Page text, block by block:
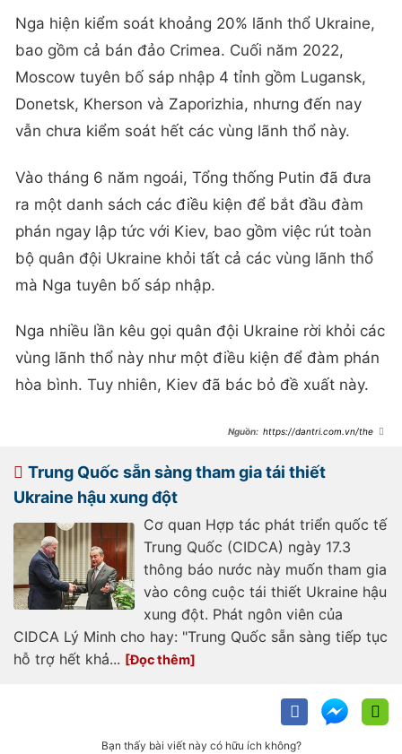
Nga hiện kiểm soát khoảng 20% lãnh thổ Ukraine,
bao gồm cả bán đảo Crimea. Cuối năm 2022,
Moscow tuyên bố sáp nhập 4 tỉnh gồm Lugansk,
Donetsk, Kherson và Zaporizhia, nhưng đến nay
vẫn chưa kiểm soát hết các vùng lãnh thổ này.
Vào tháng 6 năm ngoái, Tổng thống Putin đã đưa
ra một danh sách các điều kiện để bắt đầu đàm
phán ngay lập tức với Kiev, bao gồm việc rút toàn
bộ quân đội Ukraine khỏi tất cả các vùng lãnh thổ
mà Nga tuyên bố sáp nhập.
Nga nhiều lần kêu gọi quân đội Ukraine rời khỏi các
vùng lãnh thổ này như một điều kiện để đàm phán
hòa bình. Tuy nhiên, Kiev đã bác bỏ đề xuất này.
https://dantri.com.vn/the-
dot-nga-ukraine-
20250322055025516.htm
Trung Quốc sẵn sàng tham gia tái thiết
Ukraine hậu xung đột
Cơ quan Hợp tác phát triển quốc tế
Trung Quốc (CIDCA) ngày 17.3
thông báo nước này muốn tham gia
vào công cuộc tái thiết Ukraine hậu
xung đột. Phát ngôn viên của
CIDCA Lý Minh cho hay: "Trung Quốc sẵn sàng tiếp tục
hỗ trợ hết khả...
Bạn thấy bài viết này có hữu ích không?